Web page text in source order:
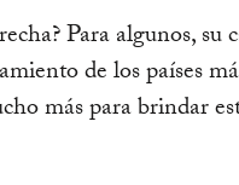
Para algunos, su
de los países
más para brindar